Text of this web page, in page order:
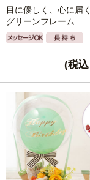
目に優しく、心に届
グリーンフレーム
(税